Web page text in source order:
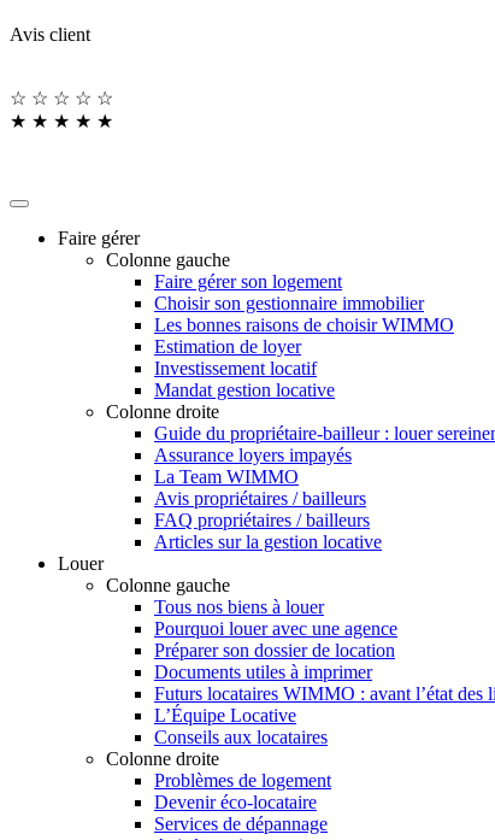
Avis client
☆ ☆ ☆ ☆ ☆
★ ★ ★ ★ ★
Faire gérer
Colonne gauche
Faire gérer son logement
Choisir son gestionnaire immobilier
Les bonnes raisons de choisir WIMMO
Estimation de loyer
Investissement locatif
Mandat gestion locative
Colonne droite
Guide du propriétaire-bailleur : louer
Assurance loyers impayés
La Team WIMMO
Avis propriétaires / bailleurs
FAQ propriétaires / bailleurs
Articles sur la gestion locative
Louer
Colonne gauche
Tous nos biens à louer
Pourquoi louer avec une agence
Préparer son dossier de location
Documents utiles à imprimer
Futurs locataires WIMMO : avant l’état des
L’Équipe Locative
Conseils aux locataires
Colonne droite
Problèmes de logement
Devenir éco-locataire
Services de dépannage